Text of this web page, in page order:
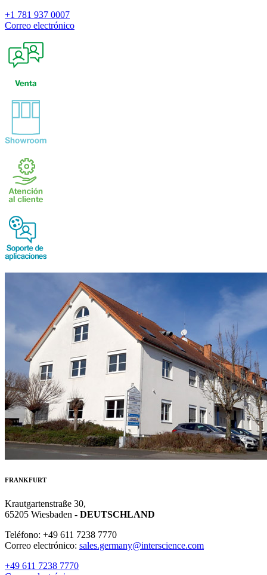
+1 781 937 0007
Correo electrónico
FRANKFURT
Krautgartenstraße 30,
65205 Wiesbaden - DEUTSCHLAND
Teléfono: +49 611 7238 7770
Correo electrónico: sales.germany@interscience.com
+49 611 7238 7770